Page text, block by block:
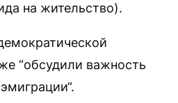
на жительство).
“обсудили важность